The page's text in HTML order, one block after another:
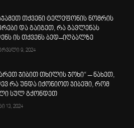
თქვენი ტელეფონის ნომრის
და გაიგეთ, რა გავლენას
ის თქვენს ბედ–იღბალზე
9, 2024
ჯიბით თხილის ჯოხი“ – ნახეთ,
რა უნდა იქონიოთ ჯიბეში, რომ
სულ გქონდეთ
13, 2024